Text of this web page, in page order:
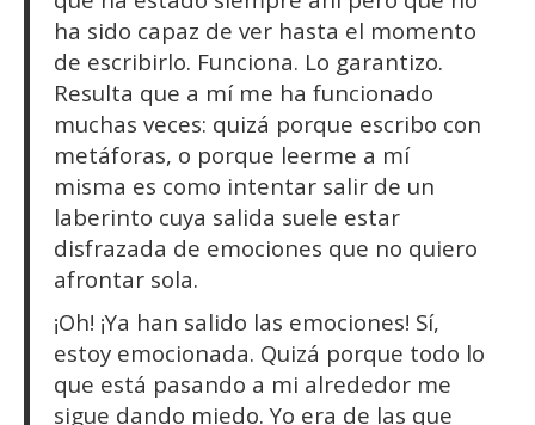
ha sido capaz de ver hasta el momento
de escribirlo. Funciona. Lo garantizo.
Resulta que a mí me ha funcionado
muchas veces: quizá porque escribo con
metáforas, o porque leerme a mí
misma es como intentar salir de un
laberinto cuya salida suele estar
disfrazada de emociones que no quiero
afrontar sola.
¡Oh! ¡Ya han salido las emociones! Sí,
estoy emocionada. Quizá porque todo lo
que está pasando a mi alrededor me
sigue dando miedo. Yo era de las que